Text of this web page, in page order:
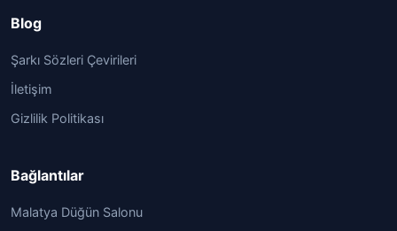
Blog
Şarkı Sözleri Çevirileri
İletişim
Gizlilik Politikası
Bağlantılar
Malatya Düğün Salonu